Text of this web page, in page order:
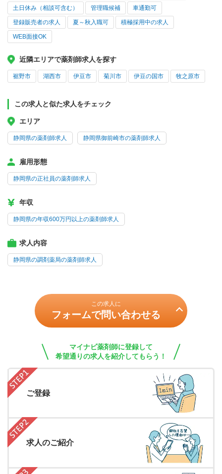
土日休み（相談可含む） 管理職候補 車通勤可
登録販売者の求人 夏～秋入職可 積極採用中の求人
WEB面接OK
近隣エリアで薬剤師求人を探す
裾野市 湖西市 伊豆市 菊川市 伊豆の国市 牧之原市
この求人と似た求人をチェック
エリア
静岡県の薬剤師求人 静岡県御前崎市の薬剤師求人
雇用形態
静岡県の正社員の薬剤師求人
年収
静岡県の年収600万円以上の薬剤師求人
求人内容
静岡県の調剤薬局の薬剤師求人
この求人に
フォームで問い合わせる
マイナビ薬剤師に登録して
希望通りの求人を紹介してもらう！
ご登録
求人のご紹介